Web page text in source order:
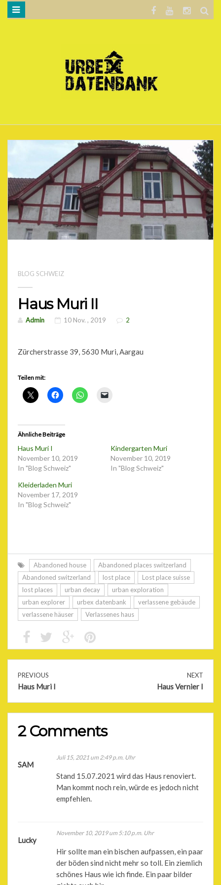
DATENSCHUTZERKLÄRUNG
BLOG SCHWEIZ
Haus Muri II
Admin 10 Nov. , 2019 2
Zürcherstrasse 39, 5630 Muri, Aargau
Teilen mit:
Ähnliche Beiträge
Haus Muri I
November 10, 2019
In "Blog Schweiz"
Kindergarten Muri
November 10, 2019
In "Blog Schweiz"
Kleiderladen Muri
November 17, 2019
In "Blog Schweiz"
Abandoned house
Abandoned places switzerland
Abandoned switzerland
lost place
Lost place suisse
lost places
urban decay
urban exploration
urban explorer
urbex datenbank
verlassene gebäude
verlassene häuser
Verlassenes haus
PREVIOUS
Haus Muri I
NEXT
Haus Vernier I
2 Comments
SAM
Juli 15, 2021 um 2:49 p.m. Uhr
Stand 15.07.2021 wird das Haus renoviert.
Man kommt noch rein, würde es jedoch nicht
empfehlen.
Lucky
November 10, 2019 um 5:10 p.m. Uhr
Hir sollte man ein bischen aufpassen, ein paar
der böden sind nicht mehr so toll. Ein ziemlich
schönes Haus wie ich finde. Ein paar bilder